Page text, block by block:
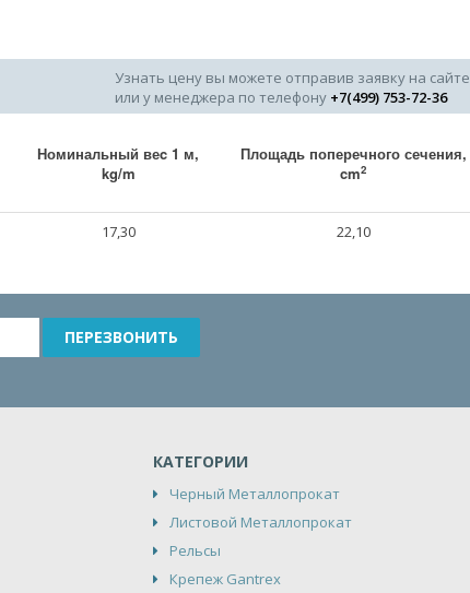
Узнать цену вы можете отправив заявку на сайте
или у менеджера по телефону +7(499) 753-72-36
Номинальный веc 1 м,
kg/m
Площадь поперечного сечения,
cm2
17,30 22,10
КАТЕГОРИИ
Черный Металлопрокат
Листовой Металлопрокат
Рельсы
Крепеж Gantrex